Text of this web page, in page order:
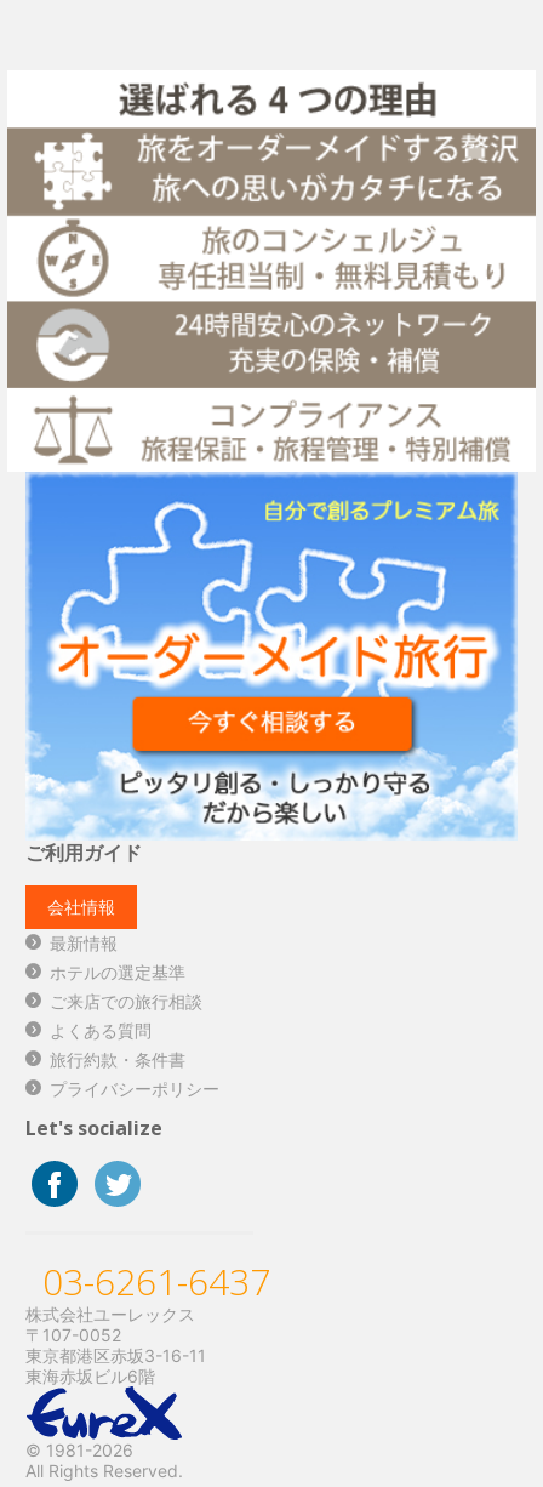
ご利用ガイド
会社情報
最新情報
ホテルの選定基準
ご来店での旅行相談
よくある質問
旅行約款・条件書
プライバシーポリシー
Let's socialize
03-6261-6437
株式会社ユーレックス
〒107-0052
東京都港区赤坂3-16-11
東海赤坂ビル6階
© 1981-2026
All Rights Reserved.